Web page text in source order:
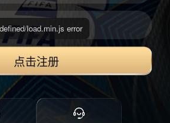
点击注册